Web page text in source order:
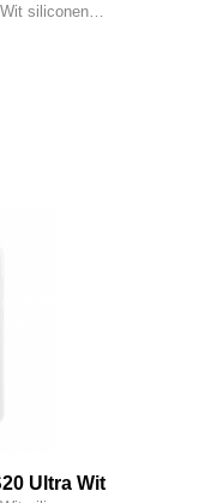
siliconen…
Ultra Wit